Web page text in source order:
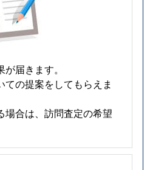
届きます。
ての提案をしてもらえま
場合は、訪問査定の希望